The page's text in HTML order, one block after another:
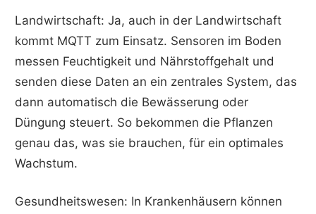
Landwirtschaft: Ja, auch in der Landwirtschaft
kommt MQTT zum Einsatz. Sensoren im Boden
messen Feuchtigkeit und Nährstoffgehalt und
senden diese Daten an ein zentrales System, das
dann automatisch die Bewässerung oder
Düngung steuert. So bekommen die Pflanzen
genau das, was sie brauchen, für ein optimales
Wachstum.
Gesundheitswesen: In Krankenhäusern können